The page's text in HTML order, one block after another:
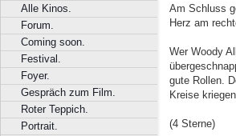
Alle Kinos.
Forum.
Coming soon.
Festival.
Foyer.
Gespräch zum Film.
Roter Teppich.
Portrait.
Am Schluss
Herz am
Wer Woody
gute Rollen.
Kreise
(4 Sterne)